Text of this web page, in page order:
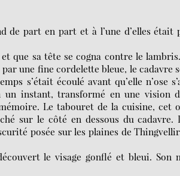
de part en part et à l’une d’elles
que sa tête se cogna contre le lambris.
une fine cordelette bleue, le cadavre
s’était écoulé avant qu’elle n’ose
un instant, transformé en une vision
Le tabouret de la cuisine, cet
sur le côté en dessous du cadavre.
posée sur les plaines de
le visage gonflé et bleui. Son